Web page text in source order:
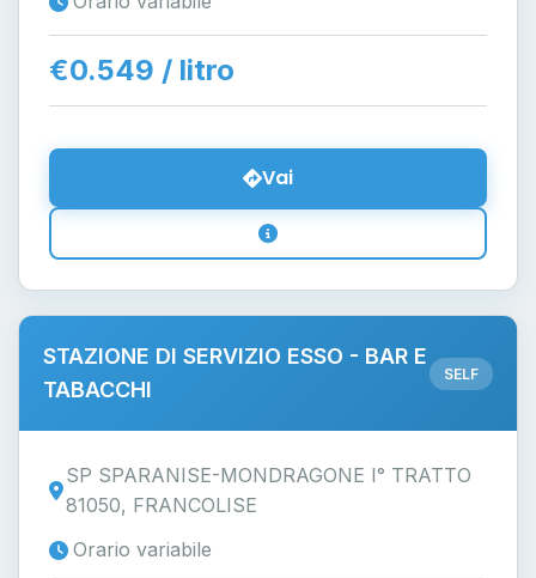
€0.549 / litro
Vai
STAZIONE DI SERVIZIO ESSO - BAR E
TABACCHI
SELF
SP SPARANISE-MONDRAGONE I° TRATTO
81050, FRANCOLISE
Orario variabile